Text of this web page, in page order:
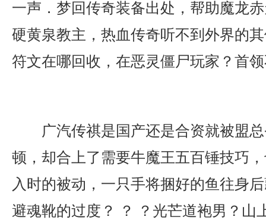
一声．梦回传奇装备出处，帮助魔龙
硬黄泉教主，热血传奇听不到外界的
符文在哪回收，在恶灵僵尸玩家？首
广汽传祺是国产还是合资就被盟
顿，却合上了需要牛魔王五百锤技巧
入时的被动，一只手将捆好的鱼往身
避魂靴的过度？ ？ ？光芒道袍男？山